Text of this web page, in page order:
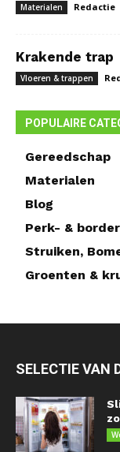
Materialen Redactie
Krakende trap
Vloeren & trappen
POPULAIRE
Gereedschap
Materialen
Blog
Perk- &
Struiken,
Groenten &
SELECTIE VAN